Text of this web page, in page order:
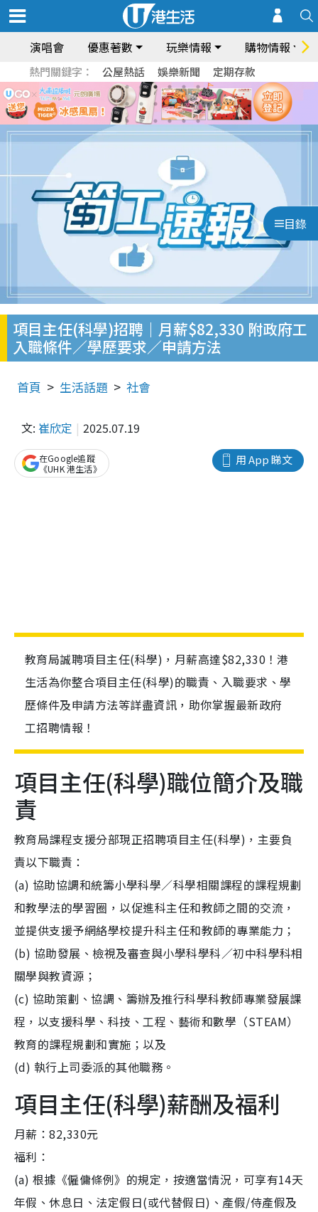
演唱會 優惠著數 玩樂情報 購物情報
熱門關鍵字： 公屋熱話 娛樂新聞 定期存款
目錄
項目主任(科學)招聘｜月薪$82,330 附政府工
入職條件／學歷要求／申請方法
首頁 生活話題 社會
文: 崔欣定 2025.07.19
用 App 睇文
在Google追蹤
《UHK 港生活》
教育局誠聘項目主任(科學)，月薪高達$82,330！港
生活為你整合項目主任(科學)的職責、入職要求、學
歷條件及申請方法等詳盡資訊，助你掌握最新政府
工招聘情報！
項目主任(科學)職位簡介及職
責
教育局課程支援分部現正招聘項目主任(科學)，主要負
責以下職責：
(a) 協助協調和統籌小學科學／科學相關課程的課程規劃
和教學法的學習圈，以促進科主任和教師之間的交流，
並提供支援予網絡學校提升科主任和教師的專業能力；
(b) 協助發展、檢視及審查與小學科學科／初中科學科相
關學與教資源；
(c) 協助策劃、協調、籌辦及推行科學科教師專業發展課
程，以支援科學、科技、工程、藝術和數學（STEAM）
教育的課程規劃和實施；以及
(d) 執行上司委派的其他職務。
項目主任(科學)薪酬及福利
月薪：82,330元
福利：
(a) 根據《僱傭條例》的規定，按適當情況，可享有14天
年假、休息日、法定假日(或代替假日)、產假/侍產假及